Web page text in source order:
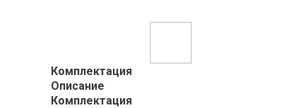
Комплектация
Описание
Комплектация